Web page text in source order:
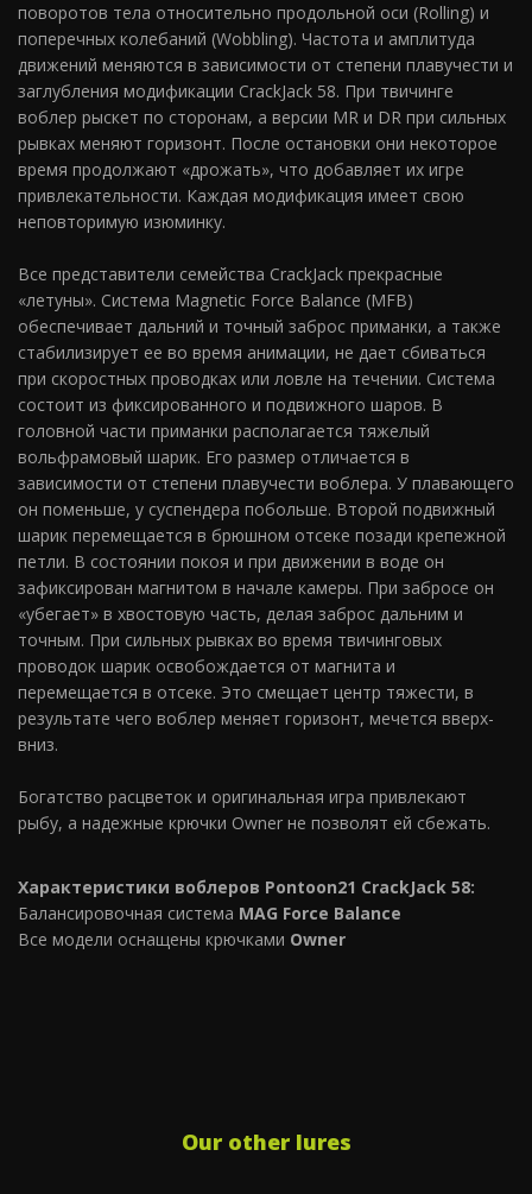
поворотов тела относительно продольной оси (Rolling) и
поперечных колебаний (Wobbling). Частота и амплитуда
движений меняются в зависимости от степени плавучести и
заглубления модификации CrackJack 58. При твичинге
воблер рыскет по сторонам, а версии MR и DR при сильных
рывках меняют горизонт. После остановки они некоторое
время продолжают «дрожать», что добавляет их игре
привлекательности. Каждая модификация имеет свою
неповторимую изюминку.
Все представители семейства CrackJack прекрасные
«летуны». Система Magnetic Force Balance (MFB)
обеспечивает дальний и точный заброс приманки, а также
стабилизирует ее во время анимации, не дает сбиваться
при скоростных проводках или ловле на течении. Система
состоит из фиксированного и подвижного шаров. В
головной части приманки располагается тяжелый
вольфрамовый шарик. Его размер отличается в
зависимости от степени плавучести воблера. У плавающего
он поменьше, у суспендера побольше. Второй подвижный
шарик перемещается в брюшном отсеке позади крепежной
петли. В состоянии покоя и при движении в воде он
зафиксирован магнитом в начале камеры. При забросе он
«убегает» в хвостовую часть, делая заброс дальним и
точным. При сильных рывках во время твичинговых
проводок шарик освобождается от магнита и
перемещается в отсеке. Это смещает центр тяжести, в
результате чего воблер меняет горизонт, мечется вверх-
вниз.
Богатство расцветок и оригинальная игра привлекают
рыбу, а надежные крючки Owner не позволят ей сбежать.
Характеристики воблеров Pontoon21 CrackJack 58:
Балансировочная система MAG Force Balance
Все модели оснащены крючками Owner
Our other lures